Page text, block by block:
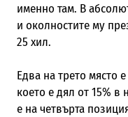
именно там. В
и околностите му
25 хил.
Едва на трето място
което е дял от 15%
е на четвърта